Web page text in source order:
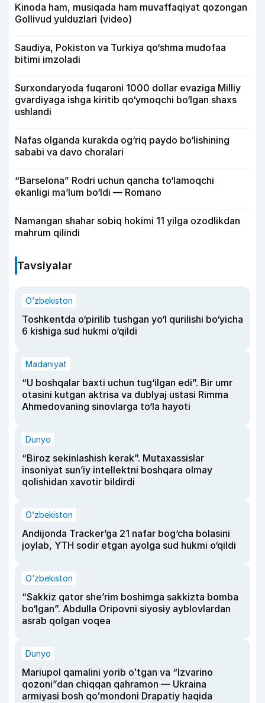
Kinoda ham, musiqada ham muvaffaqiyat qozongan
Gollivud yulduzlari (video)
Saudiya, Pokiston va Turkiya qo‘shma mudofaa
bitimi imzoladi
Surxondaryoda fuqaroni 1000 dollar evaziga Milliy
gvardiyaga ishga kiritib qo‘ymoqchi bo‘lgan shaxs
ushlandi
Nafas olganda kurakda og‘riq paydo bo‘lishining
sababi va davo choralari
“Barselona” Rodri uchun qancha to‘lamoqchi
ekanligi ma’lum bo‘ldi — Romano
Namangan shahar sobiq hokimi 11 yilga ozodlikdan
mahrum qilindi
Tavsiyalar
O‘zbekiston
Toshkentda o‘pirilib tushgan yo‘l qurilishi bo‘yicha
6 kishiga sud hukmi o‘qildi
Madaniyat
“U boshqalar baxti uchun tug‘ilgan edi”. Bir umr
otasini kutgan aktrisa va dublyaj ustasi Rimma
Ahmedovaning sinovlarga to‘la hayoti
Dunyo
“Biroz sekinlashish kerak”. Mutaxassislar
insoniyat sun’iy intellektni boshqara olmay
qolishidan xavotir bildirdi
O‘zbekiston
Andijonda Tracker’ga 21 nafar bog‘cha bolasini
joylab, YTH sodir etgan ayolga sud hukmi o‘qildi
O‘zbekiston
“Sakkiz qator she’rim boshimga sakkizta bomba
bo‘lgan”. Abdulla Oripovni siyosiy ayblovlardan
asrab qolgan voqea
Dunyo
Mariupol qamalini yorib oʻtgan va “Izvarino
qozoni”dan chiqqan qahramon — Ukraina
armiyasi bosh qoʻmondoni Drapatiy haqida